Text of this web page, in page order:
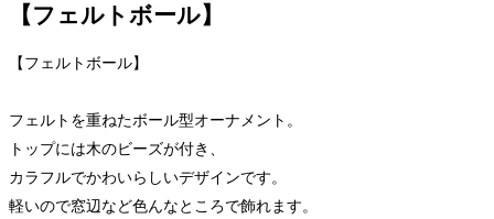
【フェルトボール】
【フェルトボール】
フェルトを重ねたボール型オーナメント。
トップには木のビーズが付き、
カラフルでかわいらしいデザインです。
軽いので窓辺など色んなところで飾れます。